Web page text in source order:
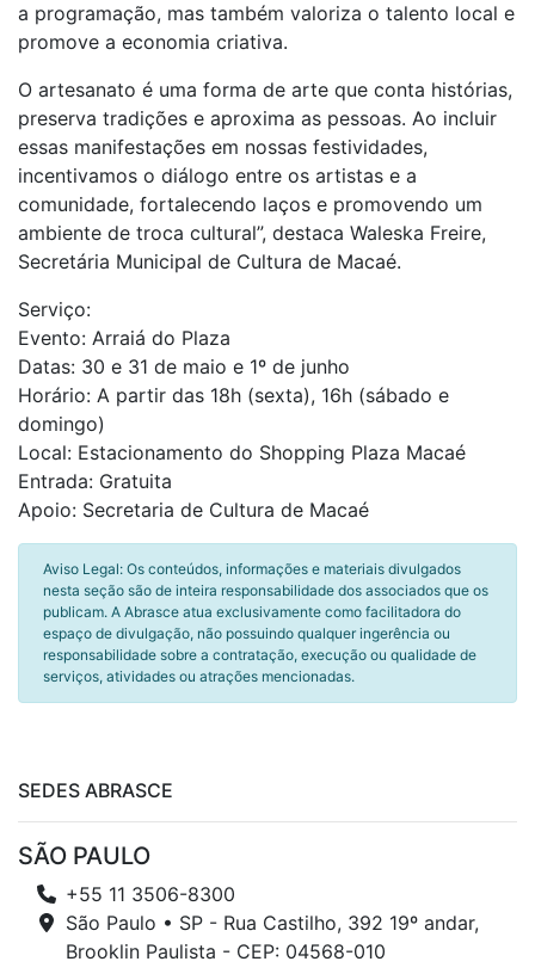
a programação, mas também valoriza o talento local e
promove a economia criativa.
O artesanato é uma forma de arte que conta histórias,
preserva tradições e aproxima as pessoas. Ao incluir
essas manifestações em nossas festividades,
incentivamos o diálogo entre os artistas e a
comunidade, fortalecendo laços e promovendo um
ambiente de troca cultural”, destaca Waleska Freire,
Secretária Municipal de Cultura de Macaé.
Serviço:
Evento: Arraiá do Plaza
Datas: 30 e 31 de maio e 1º de junho
Horário: A partir das 18h (sexta), 16h (sábado e
domingo)
Local: Estacionamento do Shopping Plaza Macaé
Entrada: Gratuita
Apoio: Secretaria de Cultura de Macaé
Aviso Legal: Os conteúdos, informações e materiais divulgados
nesta seção são de inteira responsabilidade dos associados que os
publicam. A Abrasce atua exclusivamente como facilitadora do
espaço de divulgação, não possuindo qualquer ingerência ou
responsabilidade sobre a contratação, execução ou qualidade de
serviços, atividades ou atrações mencionadas.
SEDES ABRASCE
SÃO PAULO
+55 11 3506-8300
São Paulo • SP - Rua Castilho, 392 19º andar,
Brooklin Paulista - CEP: 04568-010